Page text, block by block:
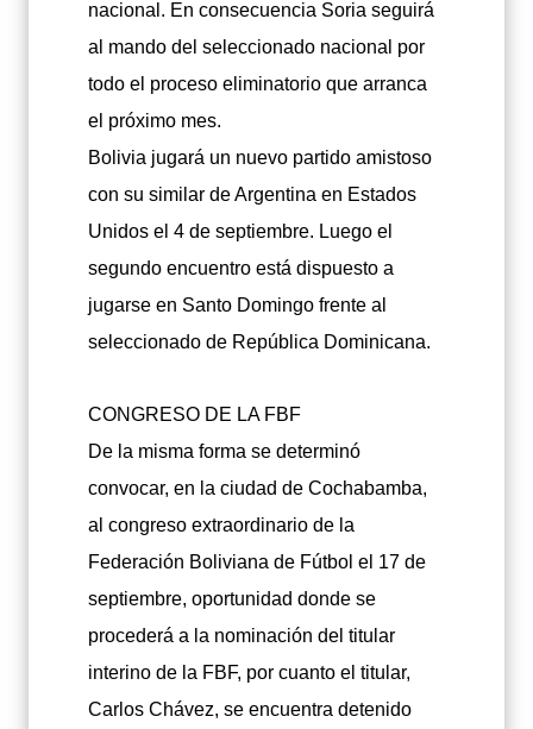
nacional. En consecuencia Soria seguirá
al mando del seleccionado nacional por
todo el proceso eliminatorio que arranca
el próximo mes.
Bolivia jugará un nuevo partido amistoso
con su similar de Argentina en Estados
Unidos el 4 de septiembre. Luego el
segundo encuentro está dispuesto a
jugarse en Santo Domingo frente al
seleccionado de República Dominicana.
CONGRESO DE LA FBF
De la misma forma se determinó
convocar, en la ciudad de Cochabamba,
al congreso extraordinario de la
Federación Boliviana de Fútbol el 17 de
septiembre, oportunidad donde se
procederá a la nominación del titular
interino de la FBF, por cuanto el titular,
Carlos Chávez, se encuentra detenido